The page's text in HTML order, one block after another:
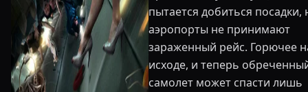
пытается добиться посадки,
аэропорты не принимают
зараженный рейс. Горючее
исходе, и теперь
самолет может спасти лишь